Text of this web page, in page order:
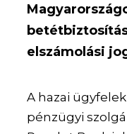
elszámolási
A hazai
pénzügyi